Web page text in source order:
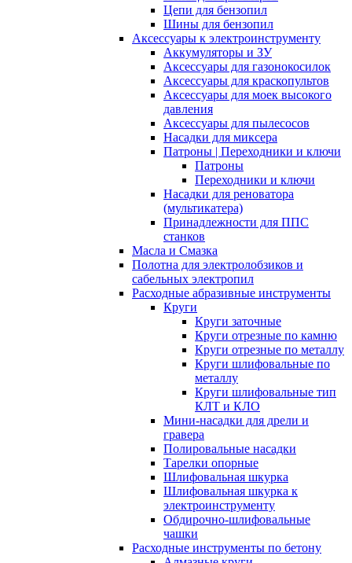
Цепи для бензопил
Шины для бензопил
Аксессуары к электроинструменту
Аккумуляторы и ЗУ
Аксессуары для газонокосилок
Аксессуары для краскопультов
Аксессуары для моек высокого
давления
Аксессуары для пылесосов
Насадки для миксера
Патроны | Переходники и ключи
Патроны
Переходники и ключи
Насадки для реноватора
(мультикатера)
Принадлежности для ППС
станков
Масла и Смазка
Полотна для электролобзиков и
сабельных электропил
Расходные абразивные инcтрументы
Круги
Круги заточные
Круги отрезные по камню
Круги отрезные по металлу
Круги шлифовальные по
металлу
Круги шлифовальные тип
КЛТ и КЛО
Мини-насадки для дрели и
гравера
Полировальные насадки
Тарелки опорные
Шлифовальная шкурка
Шлифовальная шкурка к
электроинструменту
Обдирочно-шлифовальные
чашки
Расходные инструменты по бетону